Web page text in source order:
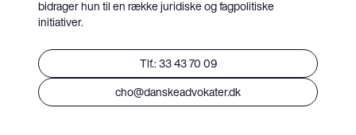
bidrager hun til en række juridiske og fagpolitiske
initiativer.
Tlf.: 33 43 70 09
cho@danskeadvokater.dk